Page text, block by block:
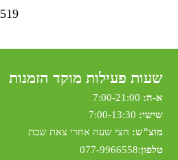
519
שעות פעילות מוקד הזמנות
א-ה:
שישי: 7:00-13:30
מוצ"ש: חצי שעה אחרי צאת שבת
טלפון:
077-9966558